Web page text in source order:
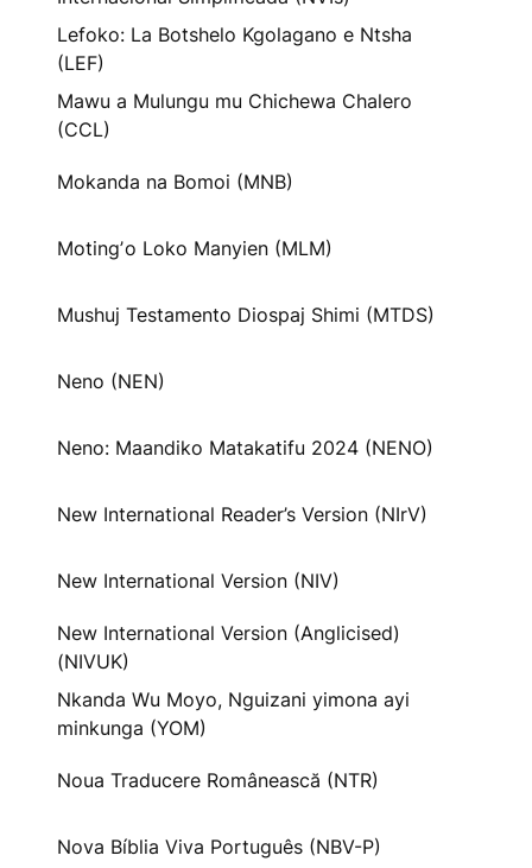
Lefoko: La Botshelo Kgolagano e Ntsha
(LEF)
Mawu a Mulungu mu Chichewa Chalero
(CCL)
Mokanda na Bomoi (MNB)
Motingʼo Loko Manyien (MLM)
Mushuj Testamento Diospaj Shimi (MTDS)
Neno (NEN)
Neno: Maandiko Matakatifu 2024 (NENO)
New International Reader’s Version (NIrV)
New International Version (NIV)
New International Version (Anglicised)
(NIVUK)
Nkanda Wu Moyo, Nguizani yimona ayi
minkunga (YOM)
Noua Traducere Românească (NTR)
Nova Bíblia Viva Português (NBV-P)